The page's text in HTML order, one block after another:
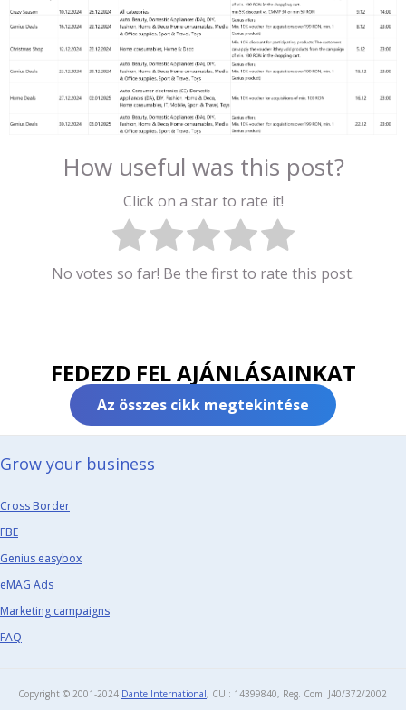
How useful was this post?
Click on a star to rate it!
No votes so far! Be the first to rate this post.
FEDEZD FEL AJÁNLÁSAINKAT
Az összes cikk megtekintése
Grow your business​
Cross Border
FBE
Genius easybox
eMAG Ads
Marketing campaigns
FAQ
Copyright © 2001-2024 Dante International, CUI: 14399840, Reg. Com. J40/372/2002​